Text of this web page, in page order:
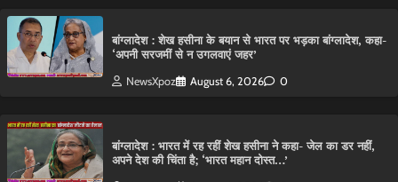
बांग्लादेश : शेख हसीना के बयान से भारत पर भड़का बांग्लादेश, कहा-
‘अपनी सरजमीं से न उगलवाएं जहर’
NewsXpoz August 6, 2026 0
बांग्लादेश : भारत में रह रहीं शेख हसीना ने कहा- जेल का डर नहीं,
अपने देश की चिंता है; ‘भारत महान दोस्त…’